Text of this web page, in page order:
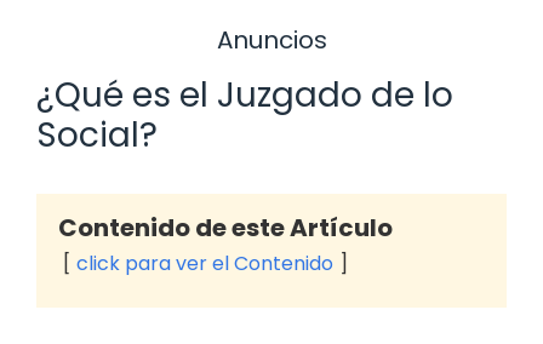
Anuncios
¿Qué es el Juzgado de lo
Social?
Contenido de este Artículo
click para ver el Contenido